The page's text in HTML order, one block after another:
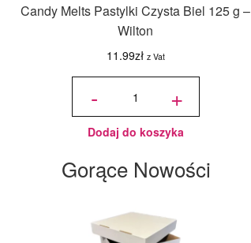
Candy Melts Pastylki Czysta Biel 125 g –
Wilton
11.99zł z Vat
-
ilość
Pastylki
Czysta
125 g -
Wilton
+
Dodaj do koszyka
Gorące Nowości